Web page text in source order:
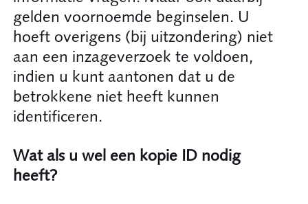
gelden voornoemde beginselen. U
hoeft overigens (bij uitzondering) niet
aan een inzageverzoek te voldoen,
indien u kunt aantonen dat u de
betrokkene niet heeft kunnen
identificeren.
Wat als u wel een kopie ID nodig
heeft?